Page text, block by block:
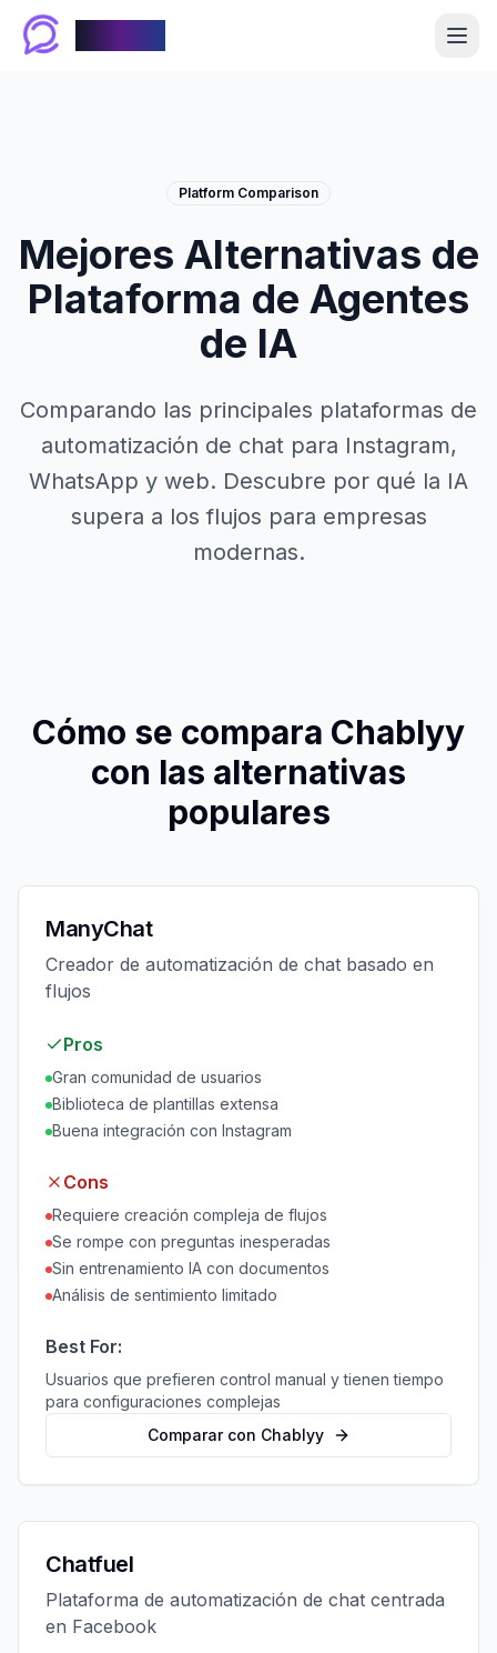
Platform Comparison
Mejores Alternativas de
Plataforma de Agentes
de IA
Comparando las principales plataformas de
automatización de chat para Instagram,
WhatsApp y web. Descubre por qué la IA
supera a los flujos para empresas
modernas.
Cómo se compara Chablyy
con las alternativas
populares
ManyChat
Creador de automatización de chat basado en
flujos
Pros
Gran comunidad de usuarios
Biblioteca de plantillas extensa
Buena integración con Instagram
Cons
Requiere creación compleja de flujos
Se rompe con preguntas inesperadas
Sin entrenamiento IA con documentos
Análisis de sentimiento limitado
Best For:
Usuarios que prefieren control manual y tienen tiempo
para configuraciones complejas
Comparar con Chablyy
Chatfuel
Plataforma de automatización de chat centrada
en Facebook